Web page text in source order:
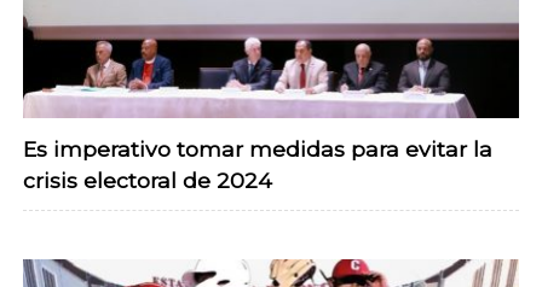
Es imperativo tomar medidas para evitar la
crisis electoral de 2024